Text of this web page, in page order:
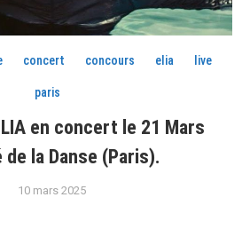
concert concours elia live
paris
en concert le 21 Mars
de la Danse (Paris).
10 mars 2025